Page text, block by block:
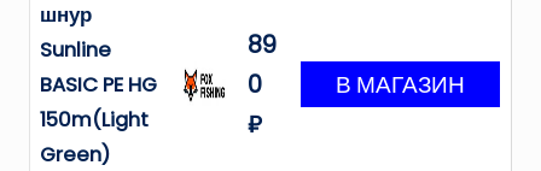
шнур
Sunline
BASIC PE HG
150m(Light
Green)
89
0
₽